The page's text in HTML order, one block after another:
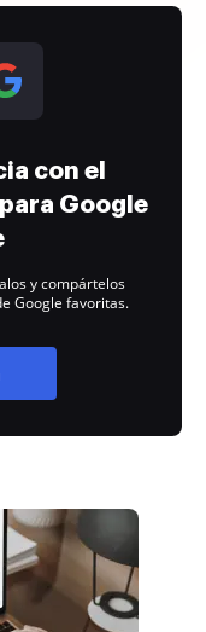
con el
Google
y compártelos
Google favoritas.